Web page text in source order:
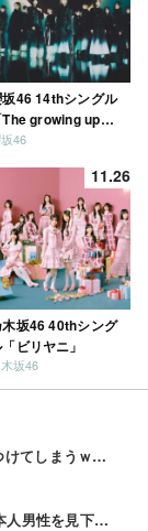
46 14thシングル
The growing up
」
46
11.26
木坂46 40thシング
ビリヤニ」
坂46
【画像】声優の澤田姫さん、自分の武器を見せつけてしまうｗｗｗｗ
を見下してしまうｗｗｗｗ 他